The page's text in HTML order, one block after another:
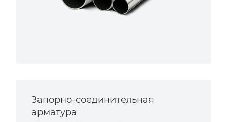
Запорно-соединительная
арматура